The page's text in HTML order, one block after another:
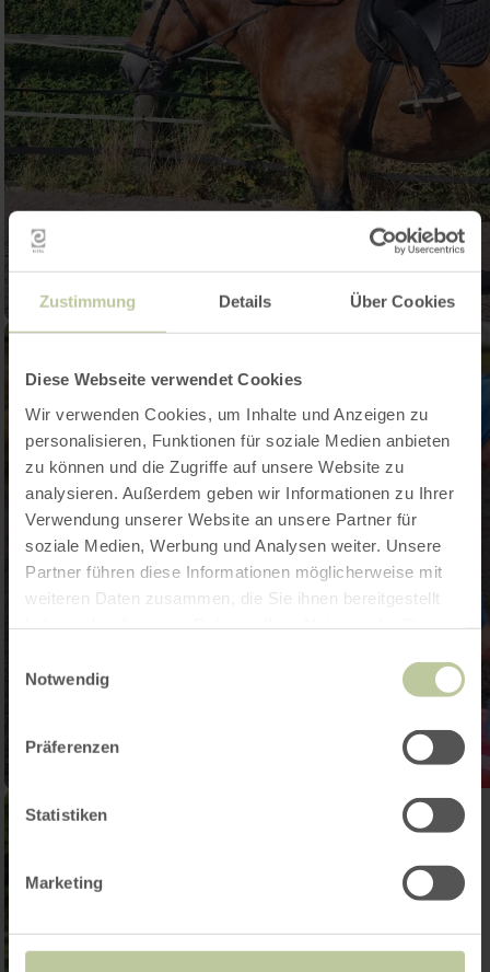
Zustimmung Details Über Cookies
Diese Webseite verwendet Cookies
Wir verwenden Cookies, um Inhalte und Anzeigen zu
personalisieren, Funktionen für soziale Medien anbieten
zu können und die Zugriffe auf unsere Website zu
analysieren. Außerdem geben wir Informationen zu Ihrer
Verwendung unserer Website an unsere Partner für
soziale Medien, Werbung und Analysen weiter. Unsere
Partner führen diese Informationen möglicherweise mit
weiteren Daten zusammen, die Sie ihnen bereitgestellt
Notwendig
Präferenzen
Statistiken
Marketing